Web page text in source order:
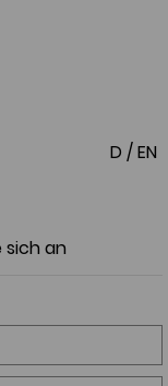
D /EN
an